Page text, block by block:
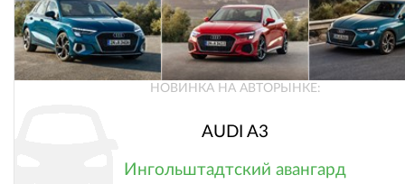
НОВИНКА НА АВТОРЫНКЕ:
AUDI A3
Ингольштадтский авангард